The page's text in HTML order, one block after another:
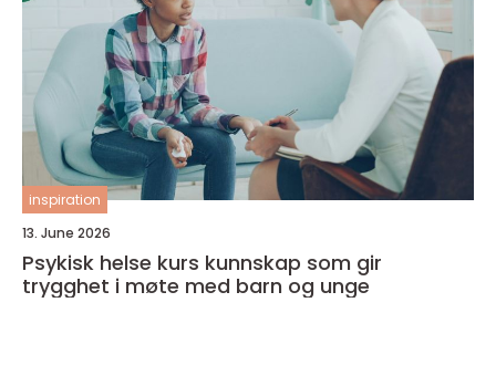
inspiration
13. June 2026
Psykisk helse kurs kunnskap som gir
trygghet i møte med barn og unge